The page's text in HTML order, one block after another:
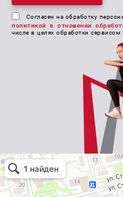
Согласен на обработку
политикой в отношении
числе в целях обработки сервисом